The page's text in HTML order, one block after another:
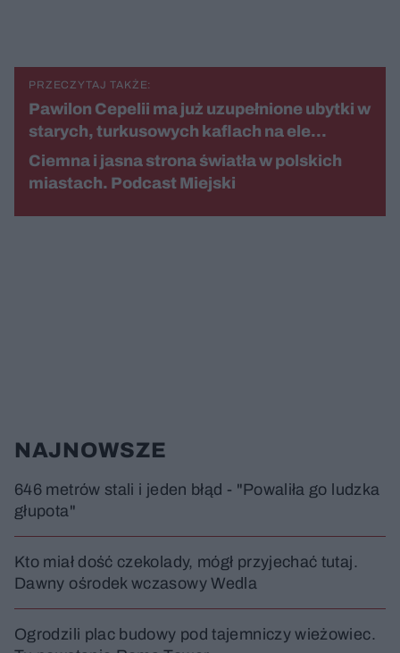
PRZECZYTAJ TAKŻE:
Pawilon Cepelii ma już uzupełnione ubytki w
starych, turkusowych kaflach na ele…
Ciemna i jasna strona światła w polskich
miastach. Podcast Miejski
NAJNOWSZE
646 metrów stali i jeden błąd - "Powaliła go ludzka
głupota"
Kto miał dość czekolady, mógł przyjechać tutaj.
Dawny ośrodek wczasowy Wedla
Ogrodzili plac budowy pod tajemniczy wieżowiec.